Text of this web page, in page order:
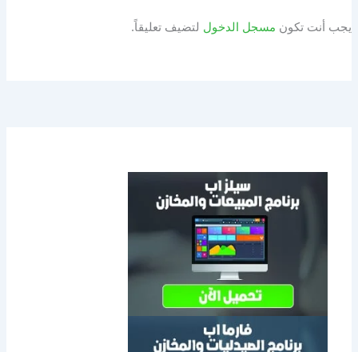
يجب أنت تكون مسجل الدخول لتضيف تعليقاً.